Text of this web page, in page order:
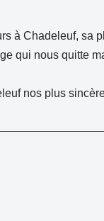
à Chadeleuf, sa
qui nous quitte
nos plus